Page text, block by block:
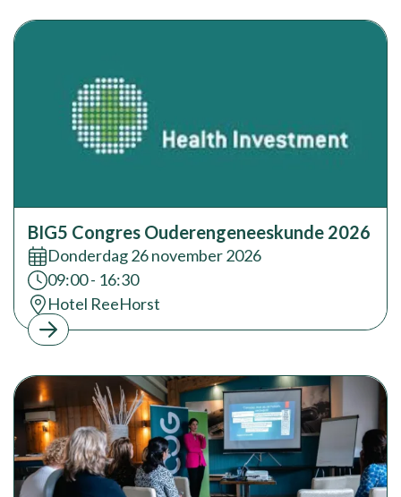
BIG5 Congres Ouderengeneeskunde 2026
Datum:
Donderdag 26 november 2026
Tijd:09:00 - 16:30
Locatie:
Hotel ReeHorst